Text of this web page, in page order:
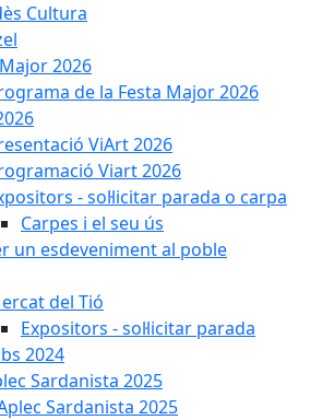
Cultura
2026
de la Festa Major 2026
ViArt 2026
Viart 2026
- sol·licitar parada o carpa
Carpes i el seu ús
un esdeveniment al poble
del Tió
Expositors - sol·licitar parada
2024
Sardanista 2025
Sardanista 2025